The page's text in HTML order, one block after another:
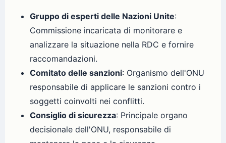
Gruppo di esperti delle Nazioni Unite:
Commissione incaricata di monitorare e
analizzare la situazione nella RDC e fornire
raccomandazioni.
Comitato delle sanzioni: Organismo dell'ONU
responsabile di applicare le sanzioni contro i
soggetti coinvolti nei conflitti.
Consiglio di sicurezza: Principale organo
decisionale dell'ONU, responsabile di